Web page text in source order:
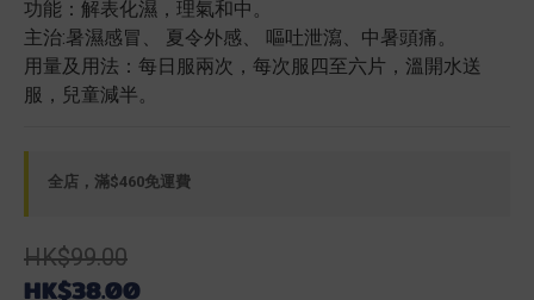
功能：解表化濕，理氣和中。
主治:暑濕感冒、 夏令外感、 嘔吐泄瀉、中暑頭痛。
用量及用法：每日服兩次，每次服四至六片，溫開水送
服，兒童減半。
全店，滿$460免運費
HK$99.00
HK$38.00